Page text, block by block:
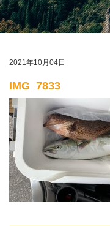
2021年10月04日
IMG_7833